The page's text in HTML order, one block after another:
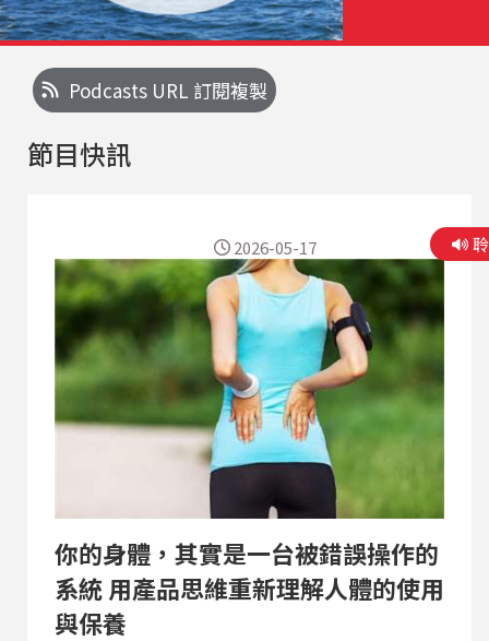
Podcasts URL 訂閱複製
節目快訊
你的身體，其實是一台被錯誤操作的
系統 用產品思維重新理解人體的使用
與保養
2026-05-17